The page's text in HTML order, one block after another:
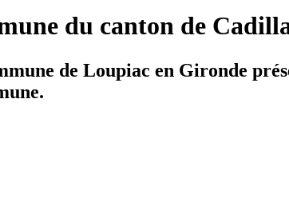
du canton de
de Loupiac en Gironde